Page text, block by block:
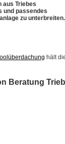
aus Triebes
und passendes
zu unterbreiten.
hält
Beratung